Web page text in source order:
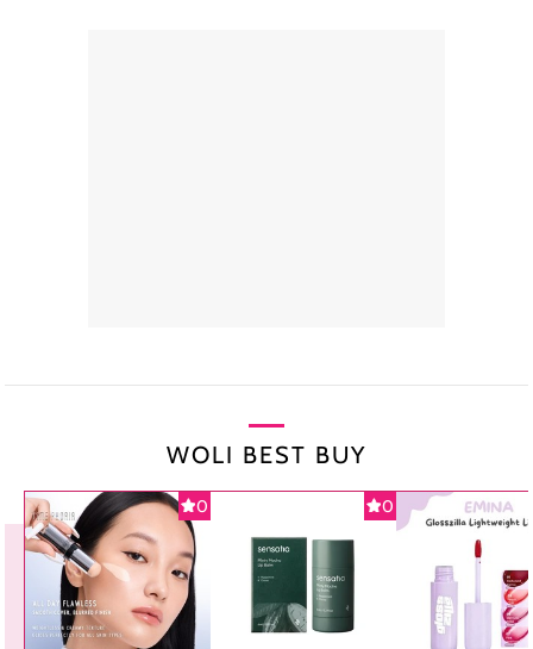
WOLI BEST BUY
0 0